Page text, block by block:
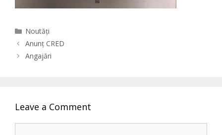
Categories
Noutăți
Anunț CRED
Angajări
Leave a Comment